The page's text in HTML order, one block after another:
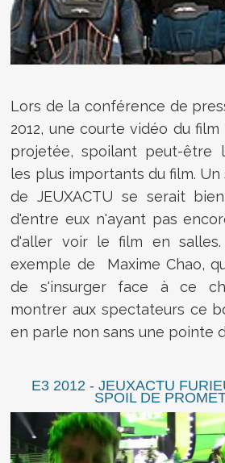
Lors de la conférence de
2012, une courte vidéo du
projetée, spoilant peut-être
les plus importants du film.
de JEUXACTU se serait
d'entre eux n'ayant pas
d'aller voir le film en
exemple de Maxime Chao,
de s'insurger face à ce
montrer aux spectateurs ce
en parle non sans une pointe
E3 2012 - JEUXACTU
SPOIL DE